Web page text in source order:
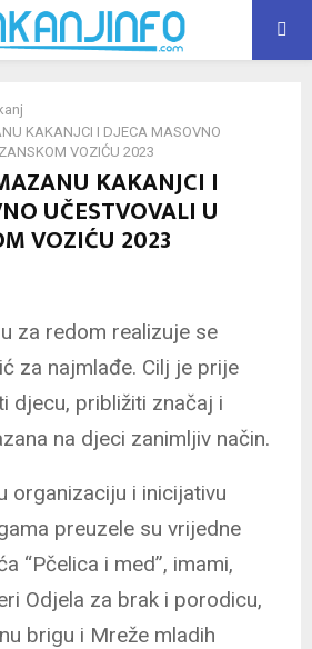
KAKANJCI I DJECA MASOVNO
VOZIĆU 2023
KAKANJCI I
UČESTVOVALI U
VOZIĆU 2023
za redom realizuje se
za najmlađe. Cilj je prije
djecu, približiti značaj i
na djeci zanimljiv način.
organizaciju i inicijativu
preuzele su vrijedne
“Pčelica i med”, imami,
Odjela za brak i porodicu,
brigu i Mreže mladih